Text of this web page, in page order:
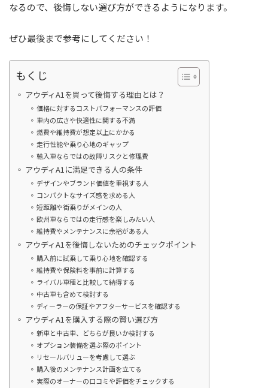
なるので、後悔しない選び方ができるようになります。
ぜひ最後まで参考にしてください！
もくじ
アウディA1を買って後悔する理由とは？
価格に対するコストパフォーマンスの評価
車内の広さや快適性に関する不満
燃費や維持費が想定以上にかかる
走行性能や乗り心地のギャップ
輸入車ならではの故障リスクと修理費
アウディA1に満足できる人の条件
デザインやブランド価値を重視する人
コンパクトなサイズ感を求める人
短距離や街乗りがメインの人
欧州車ならではの走行感を楽しみたい人
維持費やメンテナンスに余裕がある人
アウディA1を後悔しないためのチェックポイント
購入前に試乗して乗り心地を確認する
維持費や保険料を事前に計算する
ライバル車種と比較して納得する
中古車も含めて検討する
ディーラーの保証やアフターサービスを確認する
アウディA1を購入する際の賢い選び方
新車と中古車、どちらが良いか検討する
オプション装備を選ぶ際のポイント
リセールバリューを考慮して選ぶ
購入後のメンテナンス計画を立てる
実際のオーナーの口コミや評価をチェックする